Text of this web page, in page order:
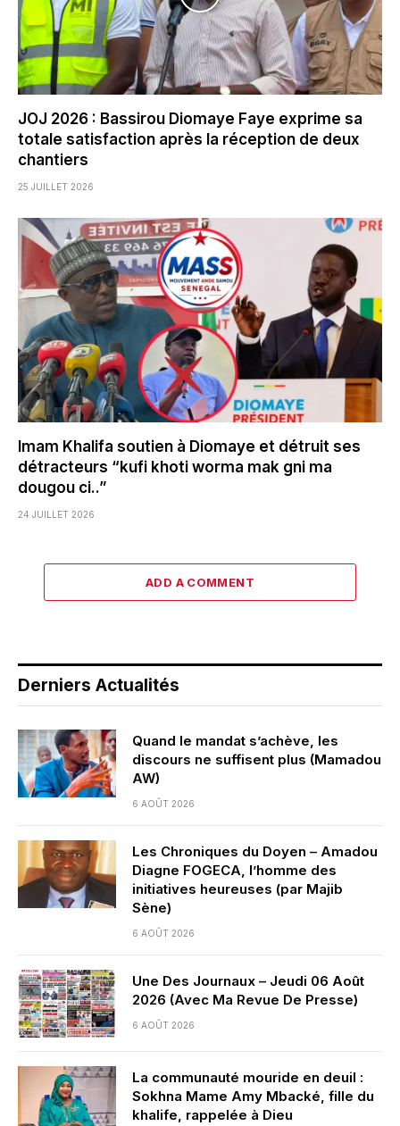
JOJ 2026 : Bassirou Diomaye Faye exprime sa
totale satisfaction après la réception de deux
chantiers
25 JUILLET 2026
Imam Khalifa soutien à Diomaye et détruit ses
détracteurs “kufi khoti worma mak gni ma
dougou ci..”
24 JUILLET 2026
ADD A COMMENT
Derniers Actualités
Quand le mandat s’achève, les
discours ne suffisent plus (Mamadou
AW)
6 AOÛT 2026
Les Chroniques du Doyen – Amadou
Diagne FOGECA, l’homme des
initiatives heureuses (par Majib
Sène)
6 AOÛT 2026
Une Des Journaux – Jeudi 06 Août
2026 (Avec Ma Revue De Presse)
6 AOÛT 2026
La communauté mouride en deuil :
Sokhna Mame Amy Mbacké, fille du
khalife, rappelée à Dieu